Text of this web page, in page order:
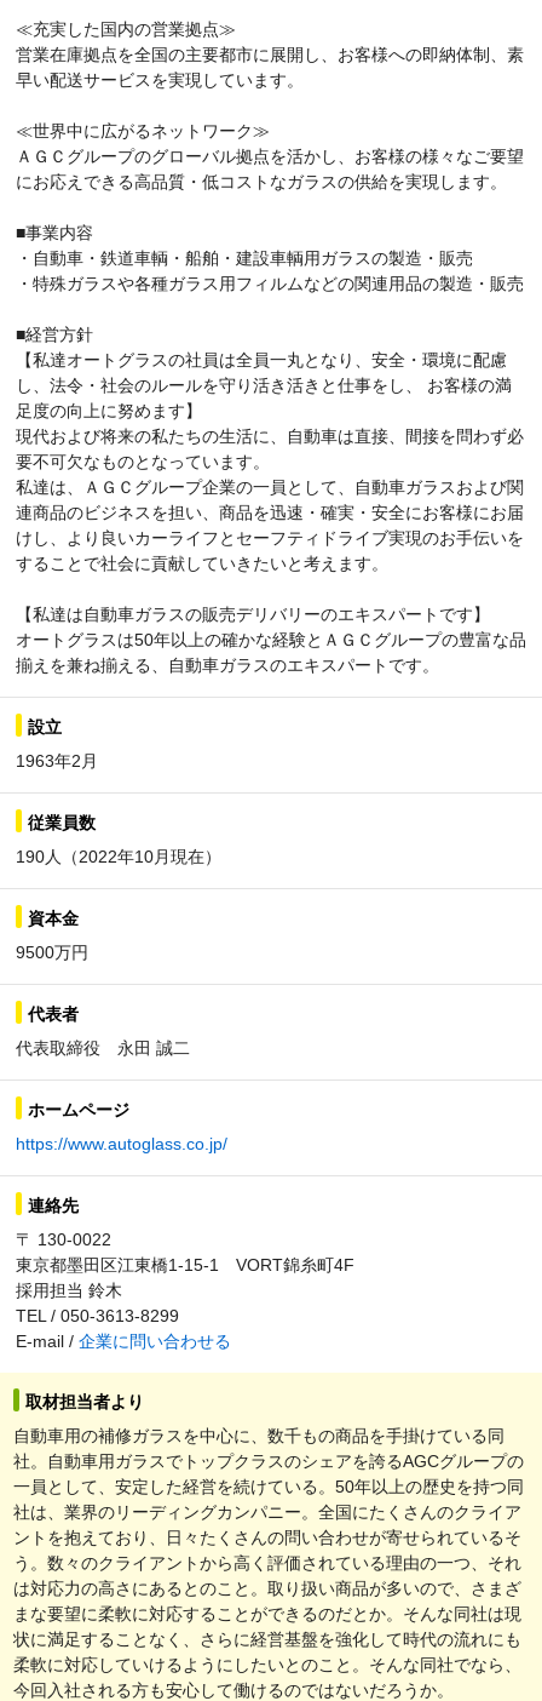
≪充実した国内の営業拠点≫
営業在庫拠点を全国の主要都市に展開し、お客様への即納体制、素
早い配送サービスを実現しています。
≪世界中に広がるネットワーク≫
ＡＧＣグループのグローバル拠点を活かし、お客様の様々なご要望
にお応えできる高品質・低コストなガラスの供給を実現します。
■事業内容
・自動車・鉄道車輌・船舶・建設車輌用ガラスの製造・販売
・特殊ガラスや各種ガラス用フィルムなどの関連用品の製造・販売
■経営方針
【私達オートグラスの社員は全員一丸となり、安全・環境に配慮
し、法令・社会のルールを守り活き活きと仕事をし、 お客様の満
足度の向上に努めます】
現代および将来の私たちの生活に、自動車は直接、間接を問わず必
要不可欠なものとなっています。
私達は、ＡＧＣグループ企業の一員として、自動車ガラスおよび関
連商品のビジネスを担い、商品を迅速・確実・安全にお客様にお届
けし、より良いカーライフとセーフティドライブ実現のお手伝いを
することで社会に貢献していきたいと考えます。
【私達は自動車ガラスの販売デリバリーのエキスパートです】
オートグラスは50年以上の確かな経験とＡＧＣグループの豊富な品
揃えを兼ね揃える、自動車ガラスのエキスパートです。
設立
1963年2月
従業員数
190人（2022年10月現在）
資本金
9500万円
代表者
代表取締役 永田 誠二
ホームページ
https://www.autoglass.co.jp/
連絡先
〒 130-0022
東京都墨田区江東橋1-15-1 VORT錦糸町4F
採用担当 鈴木
TEL / 050-3613-8299
E-mail / 企業に問い合わせる
取材担当者より
自動車用の補修ガラスを中心に、数千もの商品を手掛けている同
社。自動車用ガラスでトップクラスのシェアを誇るAGCグループの
一員として、安定した経営を続けている。50年以上の歴史を持つ同
社は、業界のリーディングカンパニー。全国にたくさんのクライア
ントを抱えており、日々たくさんの問い合わせが寄せられているそ
う。数々のクライアントから高く評価されている理由の一つ、それ
は対応力の高さにあるとのこと。取り扱い商品が多いので、さまざ
まな要望に柔軟に対応することができるのだとか。そんな同社は現
状に満足することなく、さらに経営基盤を強化して時代の流れにも
柔軟に対応していけるようにしたいとのこと。そんな同社でなら、
今回入社される方も安心して働けるのではないだろうか。